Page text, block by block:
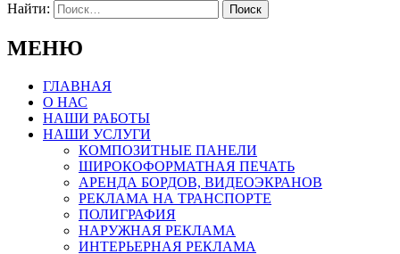
Найти:
МЕНЮ
ГЛАВНАЯ
О НАС
НАШИ РАБОТЫ
НАШИ УСЛУГИ
КОМПОЗИТНЫЕ ПАНЕЛИ
ШИРОКОФОРМАТНАЯ ПЕЧАТЬ
АРЕНДА БОРДОВ, ВИДЕОЭКРАНОВ
РЕКЛАМА НА ТРАНСПОРТЕ
ПОЛИГРАФИЯ
НАРУЖНАЯ РЕКЛАМА
ИНТЕРЬЕРНАЯ РЕКЛАМА